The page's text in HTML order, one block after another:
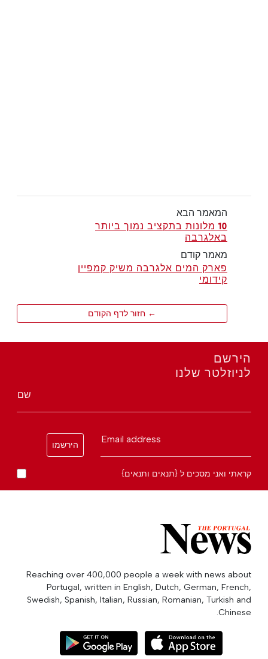
המאמר הבא
10 מלונות בתקציב נמוך ביותר
באלגרבה
מאמר קודם
פארק המים אלגרבה משיק קמפיין
קידומי
← חזור לדף הקודם
הירשם
לניוזלטר שלנו
שם
Email address
הירשמו
קראתי ואני מסכים ל {תנאים ותנאים}
Reaching over 400,000 people a week with news about
Portugal, written in English, Dutch, German, French,
Swedish, Spanish, Italian, Russian, Romanian, Turkish and
Chinese.